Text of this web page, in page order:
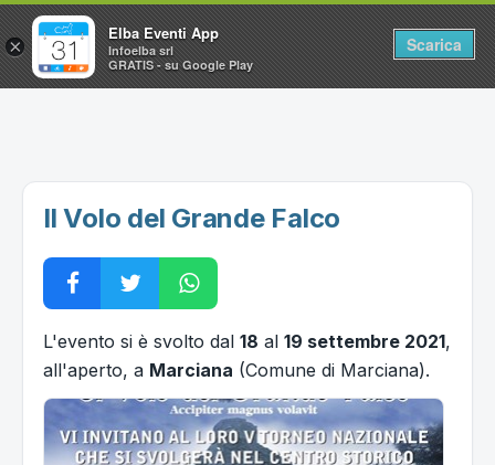
Home
Vacanze all'Isola d'Elba
Il Volo del Grande Falco
L'evento si è svolto dal 18 al 19 settembre 2021,
all'aperto, a Marciana (Comune di Marciana).
×
Elba Eventi App
Infoelba srl
GRATIS - su Google Play
Scarica